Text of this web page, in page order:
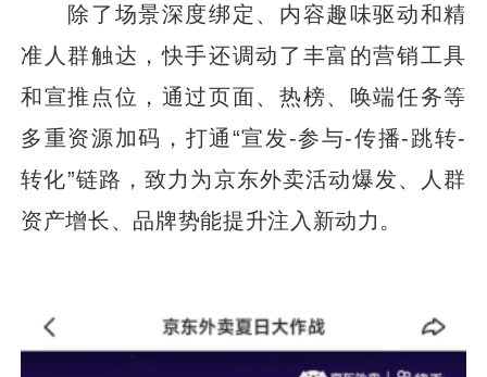
除了场景深度绑定、内容趣味驱动和精
准人群触达，快手还调动了丰富的营销工具
和宣推点位，通过页面、热榜、唤端任务等
多重资源加码，打通“宣发-参与-传播-跳转-
转化”链路，致力为京东外卖活动爆发、人群
资产增长、品牌势能提升注入新动力。